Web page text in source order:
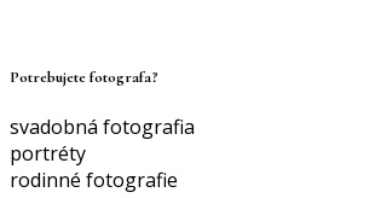
Potrebujete fotografa?
svadobná fotografia
portréty
rodinné fotografie